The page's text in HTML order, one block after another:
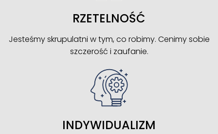
RZETELNOŚĆ
Jesteśmy skrupulatni w tym, co robimy. Cenimy sobie
szczerość i zaufanie.
INDYWIDUALIZM